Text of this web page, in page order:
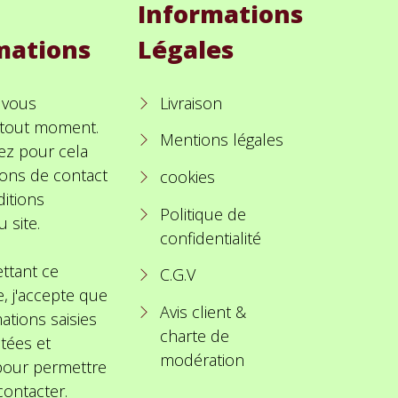
moment.
pour cela
de contact
site.
ce
j'accepte que
saisies
et
permettre
Informations
Légales
Livraison
Mentions légales
cookies
Politique de
confidentialité
C.G.V
Avis client &
charte de
modération